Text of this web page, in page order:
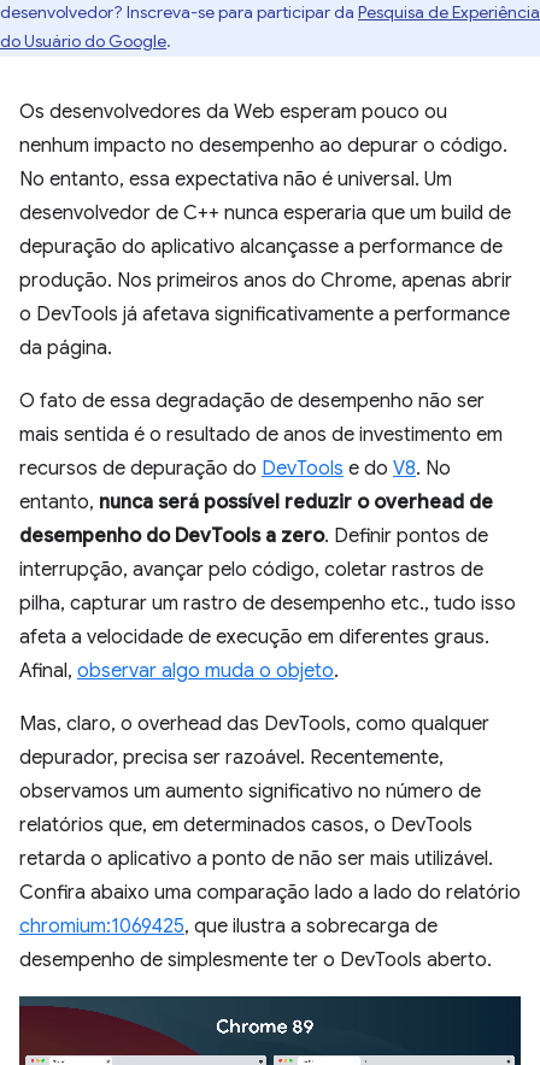
desenvolvedor? Inscreva-se para participar da Pesquisa de Experiência
do Usuário do Google.
Os desenvolvedores da Web esperam pouco ou
nenhum impacto no desempenho ao depurar o código.
No entanto, essa expectativa não é universal. Um
desenvolvedor de C++ nunca esperaria que um build de
depuração do aplicativo alcançasse a performance de
produção. Nos primeiros anos do Chrome, apenas abrir
o DevTools já afetava significativamente a performance
da página.
O fato de essa degradação de desempenho não ser
mais sentida é o resultado de anos de investimento em
recursos de depuração do DevTools e do V8. No
entanto, nunca será possível reduzir o overhead de
desempenho do DevTools a zero. Definir pontos de
interrupção, avançar pelo código, coletar rastros de
pilha, capturar um rastro de desempenho etc., tudo isso
afeta a velocidade de execução em diferentes graus.
Afinal, observar algo muda o objeto.
Mas, claro, o overhead das DevTools, como qualquer
depurador, precisa ser razoável. Recentemente,
observamos um aumento significativo no número de
relatórios que, em determinados casos, o DevTools
retarda o aplicativo a ponto de não ser mais utilizável.
Confira abaixo uma comparação lado a lado do relatório
chromium:1069425, que ilustra a sobrecarga de
desempenho de simplesmente ter o DevTools aberto.